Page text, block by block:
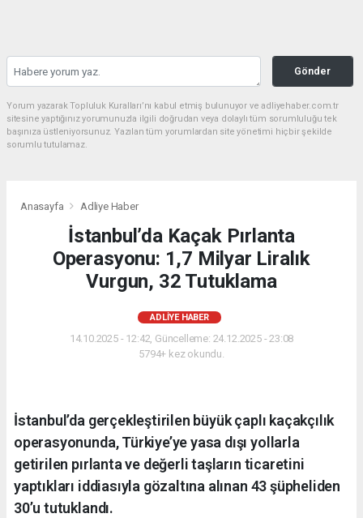
Gönder
Yorum yazarak Topluluk Kuralları’nı kabul etmiş bulunuyor ve adliyehaber.com.tr
sitesine yaptığınız yorumunuzla ilgili doğrudan veya dolaylı tüm sorumluluğu tek
başınıza üstleniyorsunuz. Yazılan tüm yorumlardan site yönetimi hiçbir şekilde
sorumlu tutulamaz.
Anasayfa Adliye Haber
İstanbul’da Kaçak Pırlanta
Operasyonu: 1,7 Milyar Liralık
Vurgun, 32 Tutuklama
ADLIYE HABER
14.10.2025 - 12:42, Güncelleme: 24.12.2025 - 23:08
5794+ kez okundu.
İstanbul’da gerçekleştirilen büyük çaplı kaçakçılık
operasyonunda, Türkiye’ye yasa dışı yollarla
getirilen pırlanta ve değerli taşların ticaretini
yaptıkları iddiasıyla gözaltına alınan 43 şüpheliden
30’u tutuklandı.